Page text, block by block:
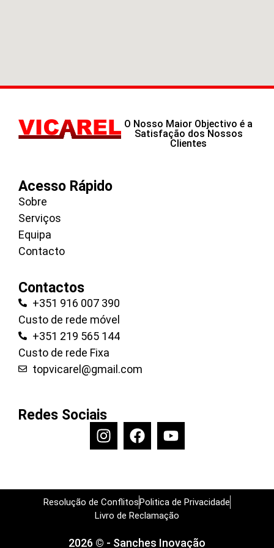
O Nosso Maior Objectivo é a
Satisfação dos Nossos
Clientes
Acesso Rápido
Sobre
Serviços
Equipa
Contacto
Contactos
+351 916 007 390
Custo de rede móvel
+351 219 565 144
Custo de rede Fixa
topvicarel@gmail.com
Redes Sociais
Resolução de ConflitosPolitica de Privacidade
Livro de Reclamação
2026 © - Sanches Inovação